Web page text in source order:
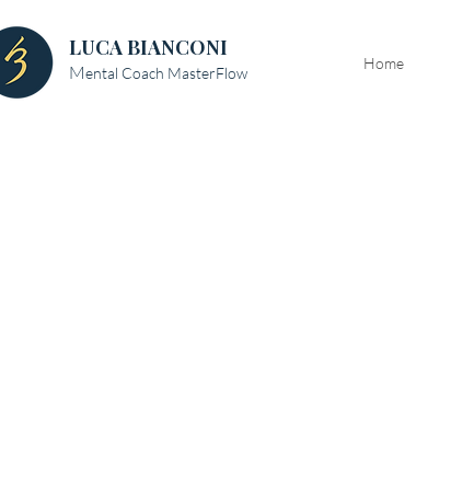
LUCA BIANCONI
Mental Coach MasterFlow
Home